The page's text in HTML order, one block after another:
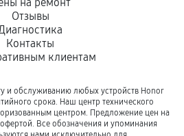
Отзывы
Контакты
клиентам
и обслуживанию любых устройств Honor
срока. Наш центр технического
центром. Предложение цен на
Все обозначения и упоминания